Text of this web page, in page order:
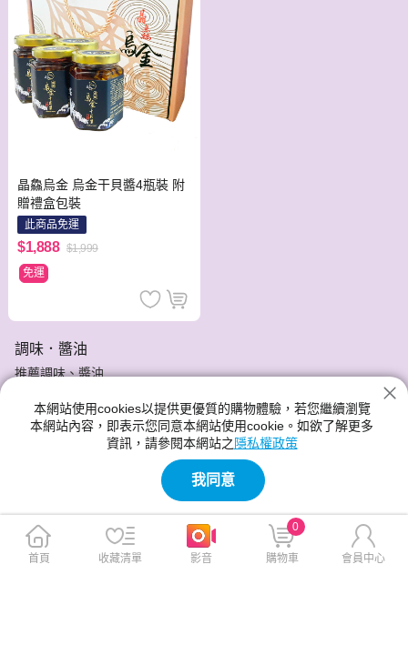
晶鱻烏金 烏金干貝醬4瓶裝 附
贈禮盒包裝
此商品免運
$1,888 $1,999
免運
調味．醬油
推薦調味、醬油
*【庄分酢】壽司米酢(300ml/瓶)
日本百年老店，唯一成分純玄米
料理東西軍絕對美味的保證，天然釀造酢有益身體健康
*【桃米泉】有機薄鹽白蔭油
嚴選有機栽培黑豆/黃豆，吳寶春推薦!
無添加化學添加物，可以安心使用
分期零利率!神腦給你最實惠的價格，最安心的服務品質。
本網站使用cookies以提供更優質的購物體驗，若您繼續瀏覽
本網站內容，即表示您同意本網站使用cookie。如欲了解更多
資訊，請參閱本網站之 隱私權政策
我同意
首頁 收藏清單 影音 購物車
0
會員中心